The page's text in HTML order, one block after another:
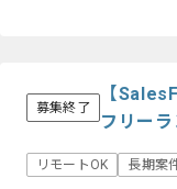
募集終了
【
フリー
リモートOK 長期案